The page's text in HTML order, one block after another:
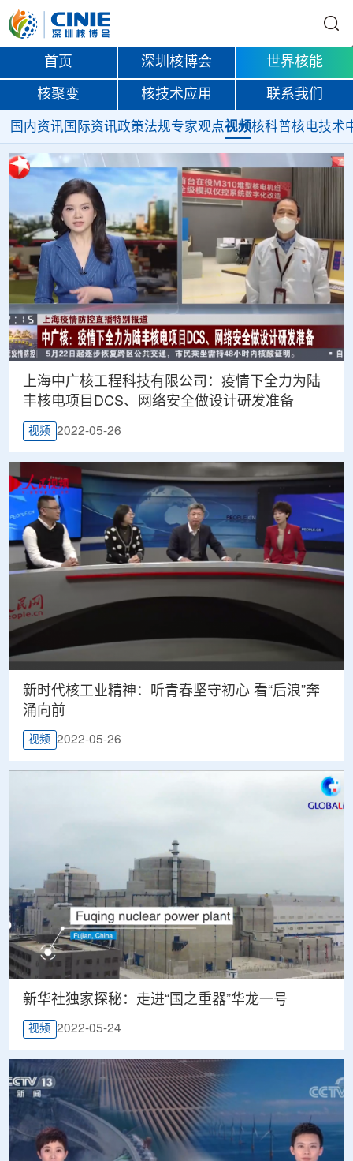
首页 深圳核博会 世界核能
核聚变 核技术应用 联系我们
国内资讯 国际资讯政策法规专家观点视频核科普核电技术
上海中广核工程科技有限公司：疫情下全力为陆
丰核电项目DCS、网络安全做设计研发准备
视频 2022-05-26
新时代核工业精神：听青春坚守初心 看“后浪”奔
涌向前
视频 2022-05-26
新华社独家探秘：走进“国之重器”华龙一号
视频 2022-05-24